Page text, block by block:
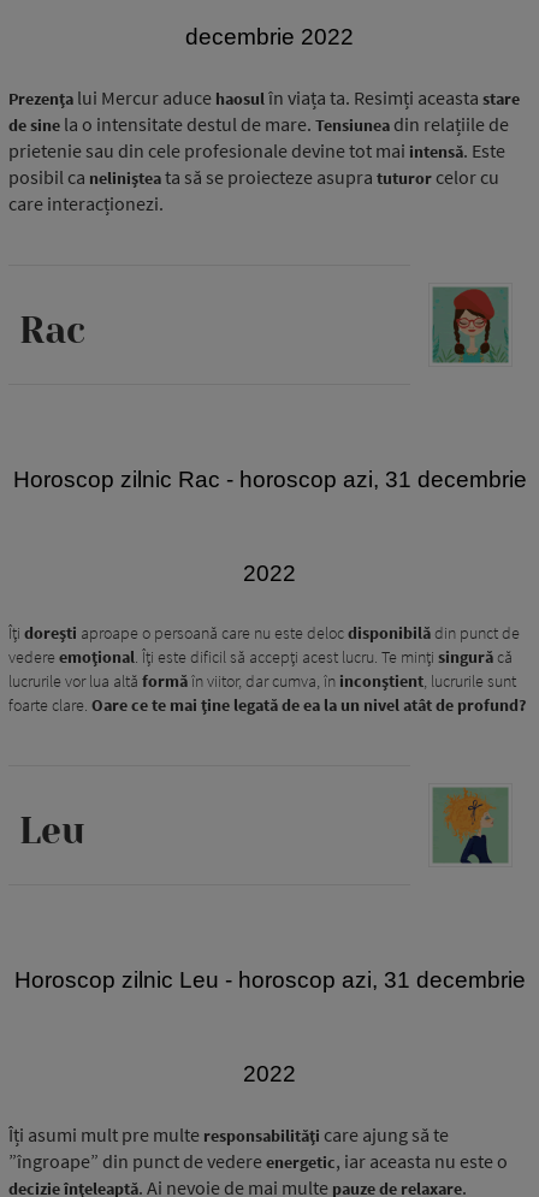
decembrie 2022
Prezența lui Mercur aduce haosulîn viața ta. Resimți aceasta stare
de sine la o intensitate destul de mare. Tensiunea din relațiile de
prietenie sau din cele profesionale devine tot mai intensă. Este
posibil ca nelinișteata să se proiecteze asupra tuturorcelor cu
care interacționezi.
Rac
Horoscop zilnic Rac - horoscop azi, 31 decembrie
2022
Îți dorești aproape o persoană care nu este delocdisponibilădin punct de
vedere emoțional. Îți este dificil să accepți acest lucru. Te minți singură că
lucrurile vor lua altă formăîn viitor, dar cumva, în inconștient, lucrurile sunt
foarte clare. Oare ce te mai ține legată de ea la un nivel atât de profund?
Leu
Horoscop zilnic Leu - horoscop azi, 31 decembrie
2022
Îți asumi mult pre multe responsabilități care ajung să te
”îngroape” din punct de vedereenergetic, iar aceasta nu este o
decizie înțeleaptă. Ai nevoie de mai multe pauze de relaxare.